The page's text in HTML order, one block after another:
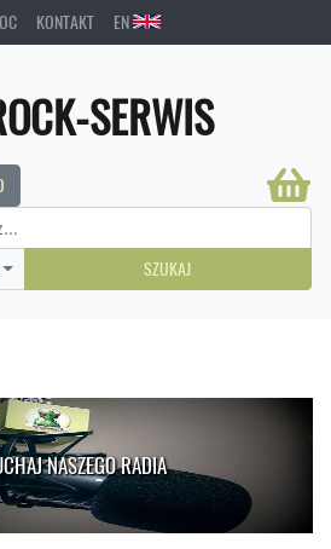
KONTAKT EN
SERWIS
SZUKAJ
NASZEGO RADIA